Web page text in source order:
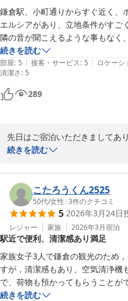
鎌倉駅、小町通りからすぐ近く、
エルシアがあり、立地条件がすご
隣の音が聞こえるような事もなく
した。
次は、朝食付きのプランにして、
続きを読む
部屋: 5 | 接客・サービス: 5 | ロケーシ
清潔さ: 5
289
先日はご宿泊いただきましてあ
朝食を召し上がってみて下さい
る率が高いです。お待ちしてお
Hotel 鎌倉 mori
2026-05-14
続きを読む
こたろうくん2525
50代/女性 |3件のクチコミ
5 2026年3月24日
レジャー 家族 2026年3月宿泊
駅近で便利、清潔感あり満足
家族女子3人で鎌倉の観光のため
すが，清潔感もあり、空気清浄機
で、荷物も預かってもらうことが
３、4階で，こじんまりとしたホ
続きを読む